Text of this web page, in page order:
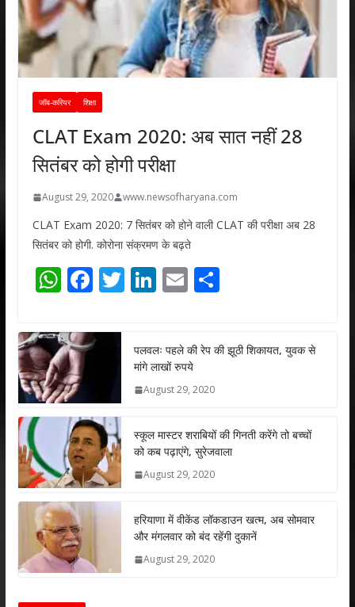
जॉब-करियर शिक्षा
CLAT Exam 2020: अब सात नहीं 28
सितंबर को होगी परीक्षा
August 29, 2020 www.newsofharyana.com
CLAT Exam 2020: 7 सितंबर को होने वाली CLAT की परीक्षा अब 28
सितंबर को होगी. कोरोना संक्रमण के बढ़ते
W
at
s
A
p
p
F
e
b
o
k
T
er
Li
e
dI
n
E
l
S
e
पलवलः पहले की रेप की झूठी शिकायत, युवक से
मांगे लाखों रुपये
August 29, 2020
स्कूल मास्टर शराबियों की गिनती करेंगे तो बच्चों
को कब पढ़ाएंगे, सुरेजवाला
August 29, 2020
हरियाणा में वीकेंड लॉकडाउन खत्म, अब सोमवार
और मंगलवार को बंद रहेंगी दुकानें
August 29, 2020